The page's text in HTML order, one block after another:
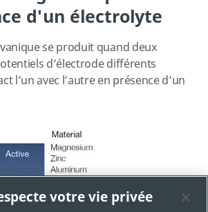
d'un électrolyte
se produit quand deux
d’électrode différents
l’un avec l’autre en présence d’un
votre vie privée